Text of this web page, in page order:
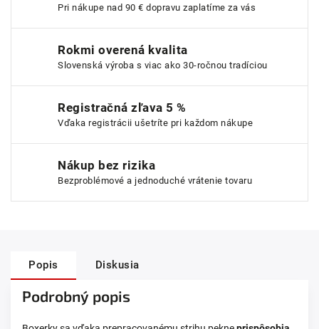
Pri nákupe nad 90 € dopravu zaplatíme za vás
Rokmi overená kvalita
Slovenská výroba s viac ako 30-ročnou tradíciou
Registračná zľava 5 %
Vďaka registrácii ušetríte pri každom nákupe
Nákup bez rizika
Bezproblémové a jednoduché vrátenie tovaru
Popis Diskusia
Podrobný popis